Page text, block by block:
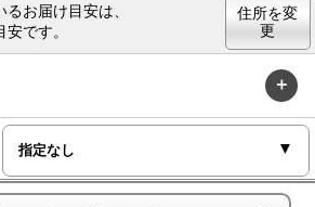
お届け目安は、
です。
住所を変
更